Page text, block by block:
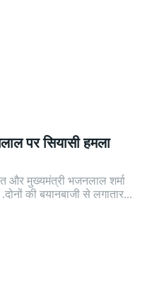
पर सियासी हमला
और मुख्यमंत्री भजनलाल शर्मा
की बयानबाजी से लगातार...